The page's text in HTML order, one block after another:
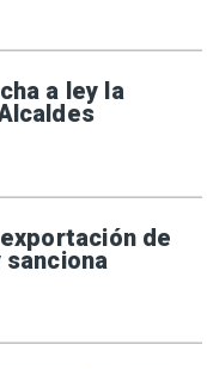
a ley la
de
sanciona